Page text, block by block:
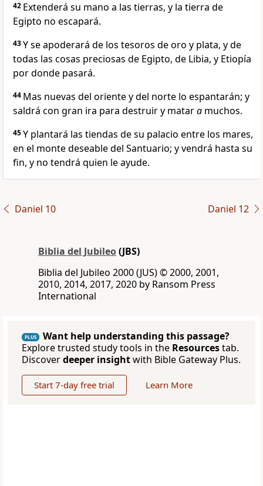
42 Extenderá su mano a las tierras, y la tierra de
Egipto no escapará.
43Y se apoderará de los tesoros de oro y plata, y de
todas las cosas preciosas de Egipto, de Libia, y Etiopía
por donde pasará.
44 Mas nuevas del oriente y del norte lo espantarán; y
saldrá con gran ira para destruir y matara muchos.
45Y plantará las tiendas de su palacio entre los mares,
en el monte deseable del Santuario; y vendrá hasta su
fin, y no tendrá quien le ayude.
Daniel 10 Daniel 12
Biblia del Jubileo(JBS)
Biblia del Jubileo 2000 (JUS) © 2000, 2001,
2010, 2014, 2017, 2020 by Ransom Press
International
PLUS
Want help understanding this passage?
Explore trusted study tools in the Resourcestab.
Discoverdeeper insightwith Bible Gateway Plus.
Start 7-day free trial Learn More